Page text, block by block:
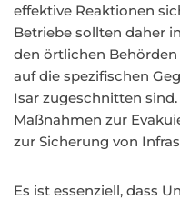
effektive Reaktionen
Betriebe sollten daher
den örtlichen
auf die spezifischen
Isar zugeschnitten
Maßnahmen zur
zur Sicherung von
Es ist essenziell, dass